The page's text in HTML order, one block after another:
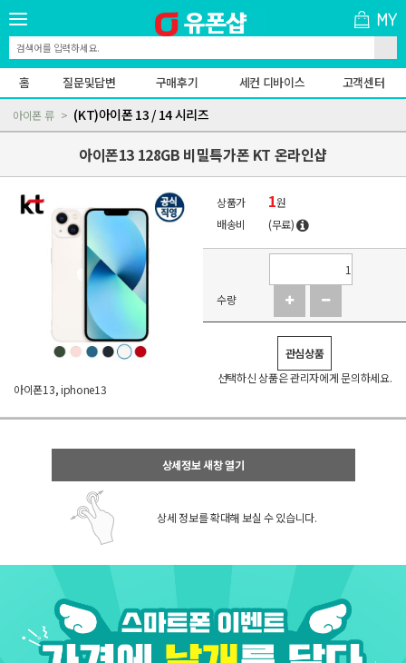
홈 질문및답변 구매후기 세컨 디바이스 고객센터
아이폰 류 (KT)아이폰 13 / 14 시리즈
아이폰13 128GB 비밀특가폰 KT 온라인샵
아이폰13, iphone13
상품가 1원
배송비
(무료)
수량
관심상품
선택하신 상품은 관리자에게 문의하세요.
상세정보 새창 열기
상세 정보를 확대해 보실 수 있습니다.